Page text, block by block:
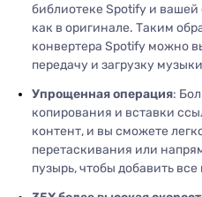
библиотеке Spotify и
как в оригинале. Таким
конвертера Spotify можно
передачу и загрузку
Упрощенная операция:
копирования и вставки
контент, и вы сможете
перетаскивания или
пузырь, чтобы добавить